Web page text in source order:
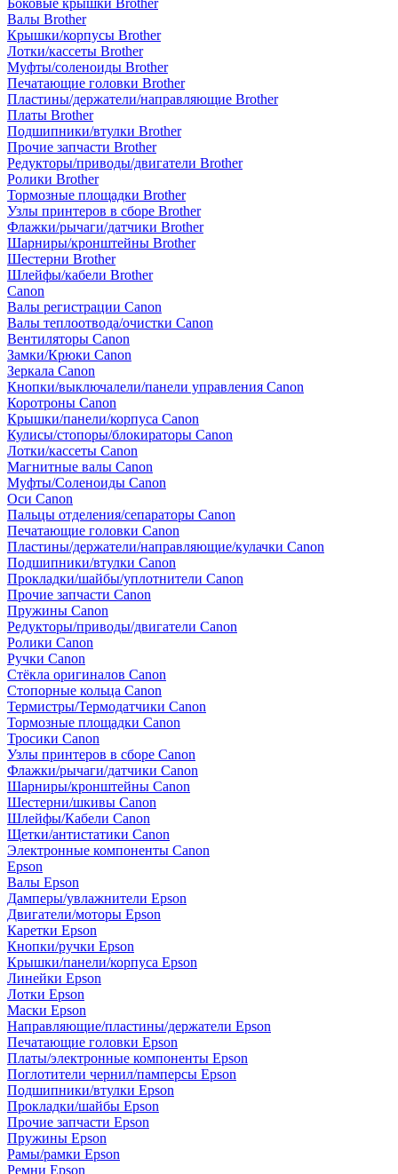
Боковые крышки Brother
Валы Brother
Крышки/корпусы Brother
Лотки/кассеты Brother
Муфты/соленоиды Brother
Печатающие головки Brother
Пластины/держатели/направляющие Brother
Платы Brother
Подшипники/втулки Brother
Прочие запчасти Brother
Редукторы/приводы/двигатели Brother
Ролики Brother
Тормозные площадки Brother
Узлы принтеров в сборе Brother
Флажки/рычаги/датчики Brother
Шарниры/кронштейны Brother
Шестерни Brother
Шлейфы/кабели Brother
Canon
Валы регистрации Canon
Валы теплоотвода/очистки Canon
Вентиляторы Canon
Замки/Крюки Canon
Зеркала Canon
Кнопки/выключалели/панели управления Canon
Коротроны Canon
Крышки/панели/корпуса Canon
Кулисы/стопоры/блокираторы Canon
Лотки/кассеты Canon
Магнитные валы Canon
Муфты/Соленоиды Canon
Оси Canon
Пальцы отделения/сепараторы Canon
Печатающие головки Canon
Пластины/держатели/направляющие/кулачки Canon
Подшипники/втулки Canon
Прокладки/шайбы/уплотнители Canon
Прочие запчасти Canon
Пружины Canon
Редукторы/приводы/двигатели Canon
Ролики Canon
Ручки Canon
Стёкла оригиналов Canon
Стопорные кольца Canon
Термистры/Термодатчики Canon
Тормозные площадки Canon
Тросики Canon
Узлы принтеров в сборе Canon
Флажки/рычаги/датчики Canon
Шарниры/кронштейны Canon
Шестерни/шкивы Canon
Шлейфы/Кабели Canon
Щетки/антистатики Canon
Электронные компоненты Canon
Epson
Валы Epson
Дамперы/увлажнители Epson
Двигатели/моторы Epson
Каретки Epson
Кнопки/ручки Epson
Крышки/панели/корпуса Epson
Линейки Epson
Лотки Epson
Маски Epson
Направляющие/пластины/держатели Epson
Печатающие головки Epson
Платы/электронные компоненты Epson
Поглотители чернил/памперсы Epson
Подшипники/втулки Epson
Прокладки/шайбы Epson
Прочие запчасти Epson
Пружины Epson
Рамы/рамки Epson
Ремни Epson